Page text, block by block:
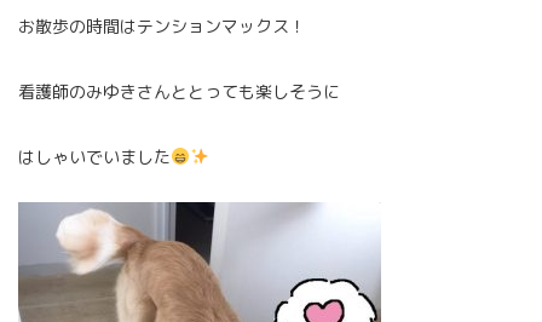
お散歩の時間はテンションマックス！
看護師のみゆきさんととっても楽しそうに
はしゃいでいました